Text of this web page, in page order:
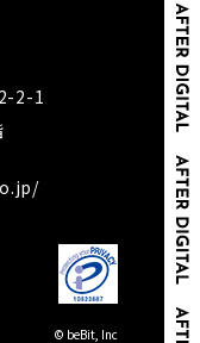
2-1
© beBit, Inc